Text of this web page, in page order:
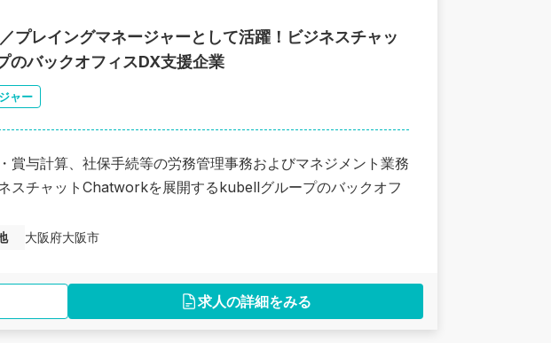
プレイングマネージャーとして活躍！ビジネスチャッ
バックオフィスDX支援企業
ャー
賞与計算、社保手続等の労務管理事務およびマネジメント業務
スチャットChatworkを展開するkubellグループのバックオフ
大阪府大阪市
求人の詳細をみる